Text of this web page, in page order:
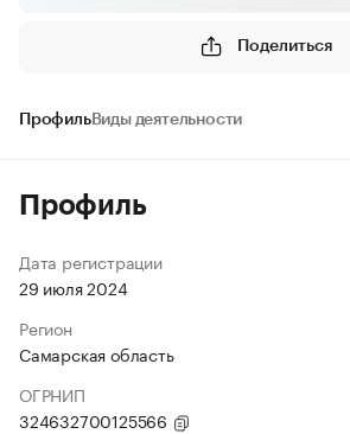
Поделиться
ПрофильВиды деятельности
Профиль
Дата регистрации
29 июля 2024
Регион
Самарская область
ОГРНИП
324632700125566